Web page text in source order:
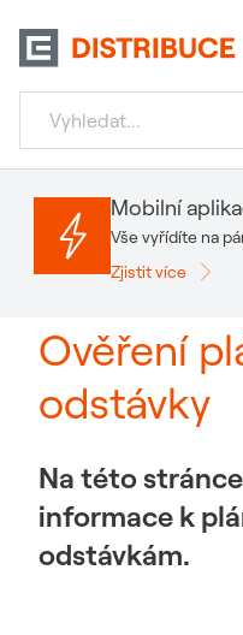
Ověření
odstávky
Na této
informace k
odstávkám.
Mobilní
Vše vyřídíte na
Zjistit více